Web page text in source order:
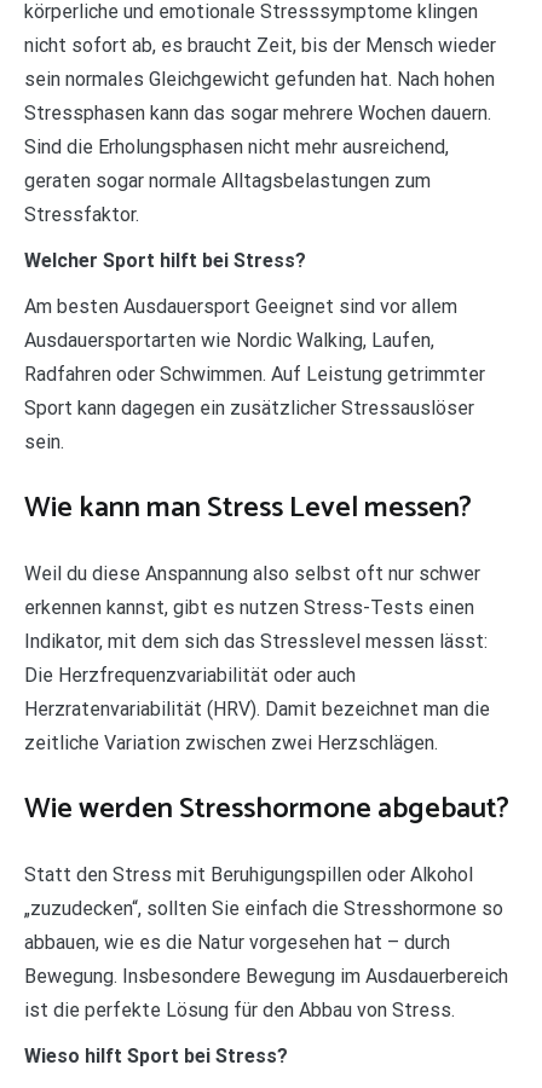
körperliche und emotionale Stresssymptome klingen
nicht sofort ab, es braucht Zeit, bis der Mensch wieder
sein normales Gleichgewicht gefunden hat. Nach hohen
Stressphasen kann das sogar mehrere Wochen dauern.
Sind die Erholungsphasen nicht mehr ausreichend,
geraten sogar normale Alltagsbelastungen zum
Stressfaktor.
Welcher Sport hilft bei Stress?
Am besten Ausdauersport Geeignet sind vor allem
Ausdauersportarten wie Nordic Walking, Laufen,
Radfahren oder Schwimmen. Auf Leistung getrimmter
Sport kann dagegen ein zusätzlicher Stressauslöser
sein.
Wie kann man Stress Level messen?
Weil du diese Anspannung also selbst oft nur schwer
erkennen kannst, gibt es nutzen Stress-Tests einen
Indikator, mit dem sich das Stresslevel messen lässt:
Die Herzfrequenzvariabilität oder auch
Herzratenvariabilität (HRV). Damit bezeichnet man die
zeitliche Variation zwischen zwei Herzschlägen.
Wie werden Stresshormone abgebaut?
Statt den Stress mit Beruhigungspillen oder Alkohol
„zuzudecken“, sollten Sie einfach die Stresshormone so
abbauen, wie es die Natur vorgesehen hat – durch
Bewegung. Insbesondere Bewegung im Ausdauerbereich
ist die perfekte Lösung für den Abbau von Stress.
Wieso hilft Sport bei Stress?